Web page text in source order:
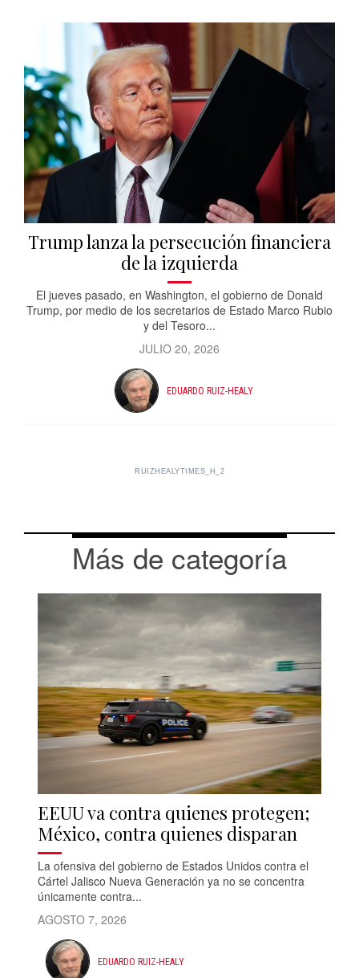
Trump lanza la persecución financiera
de la izquierda
El jueves pasado, en Washington, el gobierno de Donald
Trump, por medio de los secretarios de Estado Marco Rubio
y del Tesoro...
JULIO 20, 2026
EDUARDO RUIZ-HEALY
RUIZHEALYTIMES_H_2
Más de categoría
EEUU va contra quienes protegen;
México, contra quienes disparan
La ofensiva del gobierno de Estados Unidos contra el
Cártel Jalisco Nueva Generación ya no se concentra
únicamente contra...
AGOSTO 7, 2026
EDUARDO RUIZ-HEALY